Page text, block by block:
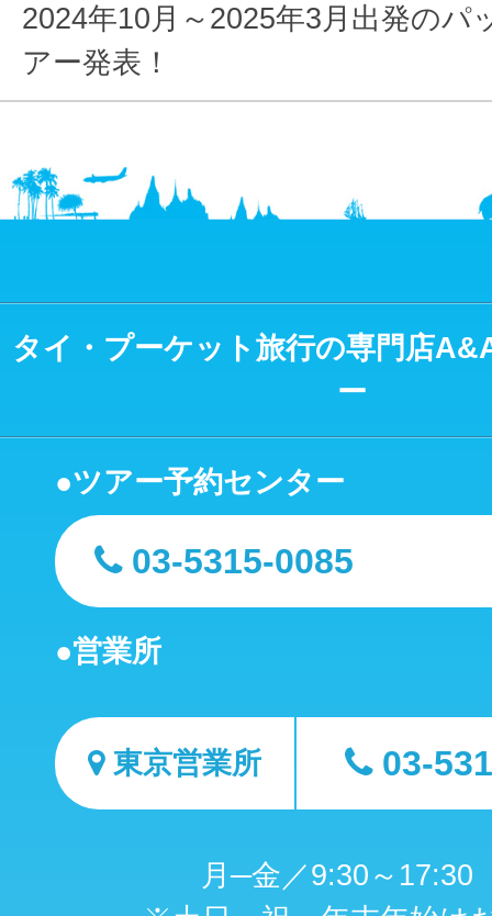
2024年10月～2025年3月出発のパ
アー発表！
タイ・プーケット旅行の専門店
ー
ツアー予約センター
03-5315-0085
営業所
東京営業所 03-
月─金／9:30～